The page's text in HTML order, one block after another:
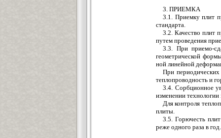
3. ПРИЕМКА
3.1. Приемку плит
стандарта.
3.2. Качество плит
путем проведения
3.3. При приемо-
геометрической
ной линейной
При
теплопроводность и
3.4. Сорбционное
изменении
Для контроля
плиты.
3.5. Горючесть
реже одного раза в год.